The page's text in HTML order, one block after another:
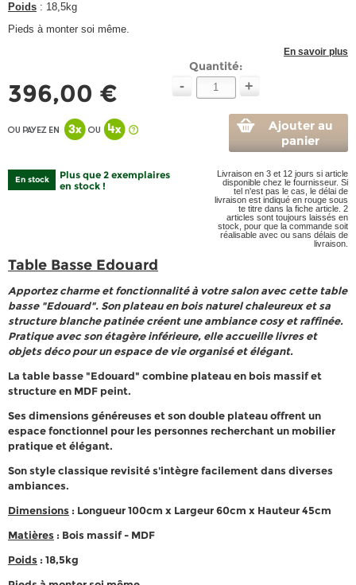
Poids : 18,5kg
Pieds à monter soi même.
En savoir plus
396,00 €
Quantité:
- +
Ajouter au
panier
En stock
Plus que 2 exemplaires
en stock !
Livraison en 3 et 12 jours si article
disponible chez le fournisseur. Si
tel n'est pas le cas, le délai de
livraison est indiqué en rouge sous
te titre dans la fiche article. 2
articles sont toujours laissés en
stock, pour que la commande soit
réalisable avec ou sans délais de
livraison.
Table Basse Edouard
Apportez charme et fonctionnalité à votre salon avec cette table
basse "Edouard". Son plateau en bois naturel chaleureux et sa
structure blanche patinée créent une ambiance cosy et raffinée.
Pratique avec son étagère inférieure, elle accueille livres et
objets déco pour un espace de vie organisé et élégant.
La table basse "Edouard" combine plateau en bois massif et
structure en MDF peint.
Ses dimensions généreuses et son double plateau offrent un
espace fonctionnel pour les personnes recherchant un mobilier
pratique et élégant.
Son style classique revisité s'intègre facilement dans diverses
ambiances.
Dimensions : Longueur 100cm x Largeur 60cm x Hauteur 45cm
Matières : Bois massif - MDF
Poids : 18,5kg